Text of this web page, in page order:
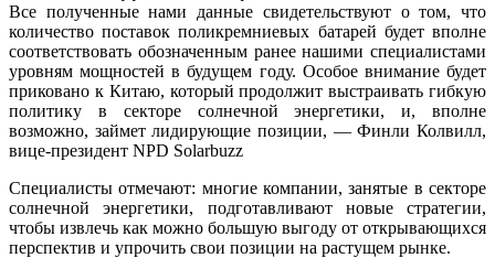
Все полученные нами данные свидетельствуют о том, что
количество поставок поликремниевых батарей будет вполне
соответствовать обозначенным ранее нашими специалистами
уровням мощностей в будущем году. Особое внимание будет
приковано к Китаю, который продолжит выстраивать гибкую
политику в секторе солнечной энергетики, и, вполне
возможно, займет лидирующие позиции, — Финли Колвилл,
вице-президент NPD Solarbuzz
Специалисты отмечают: многие компании, занятые в секторе
солнечной энергетики, подготавливают новые стратегии,
чтобы извлечь как можно большую выгоду от открывающихся
перспектив и упрочить свои позиции на растущем рынке.